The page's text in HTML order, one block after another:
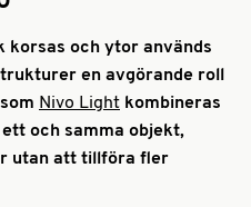
korsas och ytor används
en avgörande roll
Nivo Light kombineras
och samma objekt,
utan att tillföra fler